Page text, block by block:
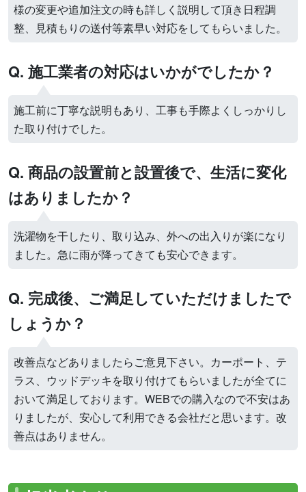
様の変更や追加注文の時も詳しく説明して頂き日程調
整、見積もりの送付等素早い対応をしてもらいました。
Q. 施工業者の対応はいかがでしたか？
施工前に丁寧な説明もあり、工事も手際よくしっかりし
た取り付けでした。
Q. 商品の設置前と設置後で、生活に変化
はありましたか？
洗濯物を干したり、取り込み、外への出入りが楽になり
ました。急に雨が降ってきても安心できます。
Q. 完成後、ご満足していただけましたで
しょうか？
改善点などありましたらご意見下さい。カーポート、テ
ラス、ウッドデッキを取り付けてもらいましたが全てに
おいて満足しております。WEBでの購入なので不安はあ
りましたが、安心して利用できる会社だと思います。改
善点はありません。